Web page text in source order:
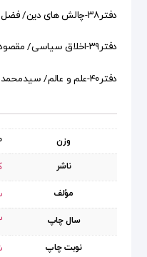
دفتر۳۸-چالش های دین/ فضل الله حسینی
دفتر۳۹-اخلاق سیاسی/ مقصود رنجبر
دفتر۴۰-علم و عالم/ سیدمحمد واسعی
وزن
ناشر
مؤلف
سال چاپ
نوبت چاپ